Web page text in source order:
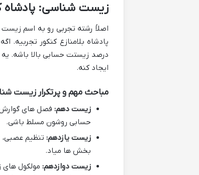
زیست شناسی: پادشاه
اصلاً رشته تجربی رو به اسم
پادشاه بلامنازع کنکور تجربیه.
درصد زیستت حسابی بالا باشه.
ایجاد کنه.
مباحث مهم و پرتکرار زیست
زیست دهم: فصل های
حسابی روشون مسلط باشی.
زیست یازدهم: تنظیم عصبی،
بخش ها میاد.
زیست دوازدهم: مولکول های